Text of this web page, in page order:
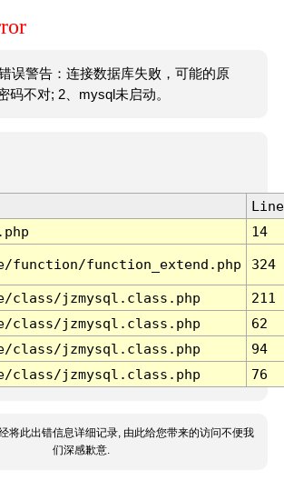
误警告：连接数据库失败，可能的原
码不对; 2、mysql未启动。
Line
14
function/function_extend.php 324
class/jzmysql.class.php
211
class/jzmysql.class.php
62
class/jzmysql.class.php
94
class/jzmysql.class.php 76
将此出错信息详细记录, 由此给您带来的访问不便我
们深感歉意.